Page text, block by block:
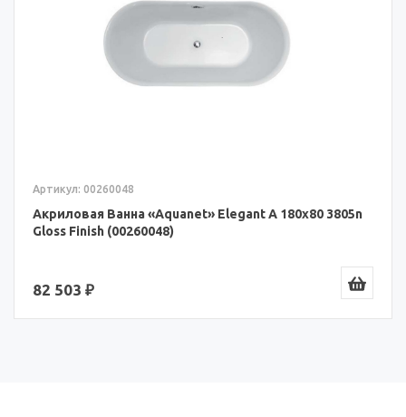
Артикул: 00260048
Акриловая Ванна «Aquanet» Elegant A 180x80 3805n
Gloss Finish (00260048)
82 503 ₽